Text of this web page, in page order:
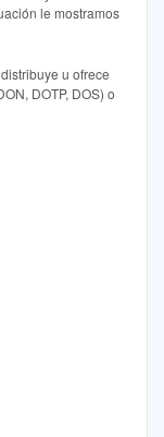
le mostramos
u ofrece
DOTP, DOS) o